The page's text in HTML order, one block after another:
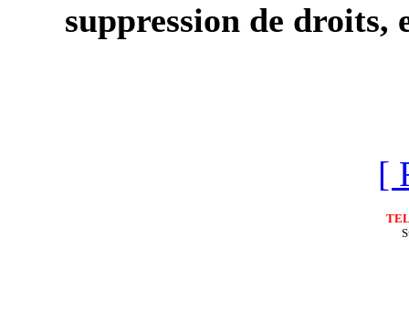
suppression de droits,
[